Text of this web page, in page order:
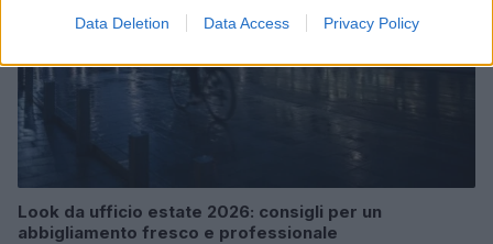
Data Deletion Data Access Privacy Policy
Look da ufficio estate 2026: consigli per un
abbigliamento fresco e professionale